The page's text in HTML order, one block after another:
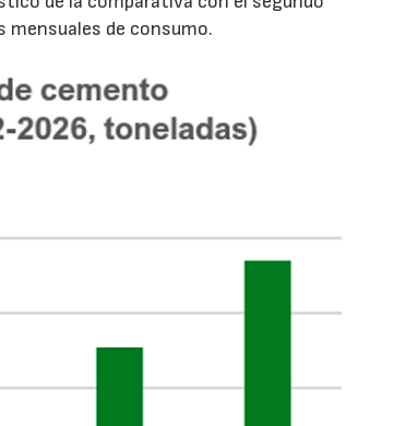
mensuales de consumo.